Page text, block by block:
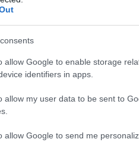
allow Google to enable storage
identifiers in apps.
allow my user data to be sent to
allow Google to send me
nella sezione
Notizie Notizie La
di GalluraOggi.it